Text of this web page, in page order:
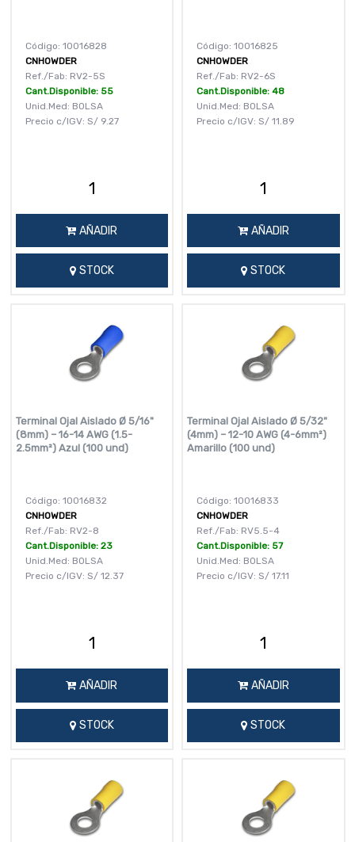
Código: 10016828
CNHOWDER
Ref./Fab: RV2-5S
Cant.Disponible: 55
Unid.Med: BOLSA
Precio c/IGV: S/ 9.27
AÑADIR
STOCK
Código: 10016825
CNHOWDER
Ref./Fab: RV2-6S
Cant.Disponible: 48
Unid.Med: BOLSA
Precio c/IGV: S/ 11.89
AÑADIR
STOCK
Terminal Ojal Aislado Ø 5/16"
(8mm) – 16-14 AWG (1.5-
2.5mm²) Azul (100 und)
Código: 10016832
CNHOWDER
Ref./Fab: RV2-8
Cant.Disponible: 23
Unid.Med: BOLSA
Precio c/IGV: S/ 12.37
AÑADIR
STOCK
Terminal Ojal Aislado Ø 5/32"
(4mm) – 12-10 AWG (4-6mm²)
Amarillo (100 und)
Código: 10016833
CNHOWDER
Ref./Fab: RV5.5-4
Cant.Disponible: 57
Unid.Med: BOLSA
Precio c/IGV: S/ 17.11
AÑADIR
STOCK